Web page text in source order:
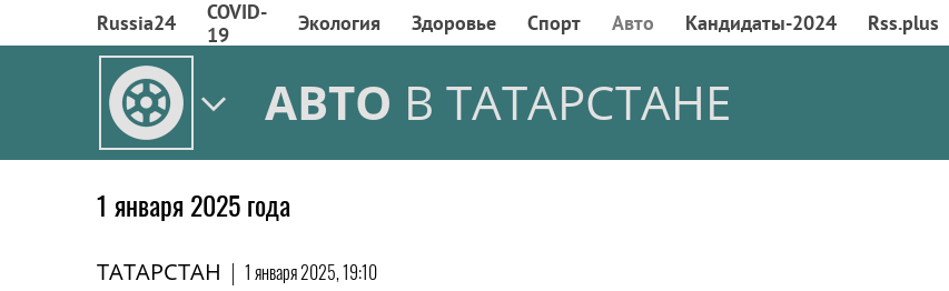
Russia24
COVID-
19
Экология Здоровье Спорт Авто Кандидаты-2024 Rss.plus
АВТО В ТАТАРСТАНЕ
1 января 2025 года
ТАТАРСТАН | 1 января 2025, 19:10